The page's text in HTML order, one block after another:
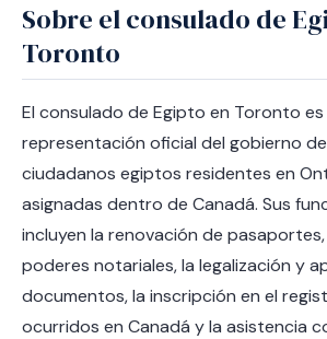
Sobre el consulado de
Toronto
El consulado de Egipto en Toronto es
representación oficial del gobierno
ciudadanos egiptos residentes en
asignadas dentro de Canadá. Sus
incluyen la renovación de
poderes notariales, la legalización y
documentos, la inscripción en el
ocurridos en Canadá y la asistencia